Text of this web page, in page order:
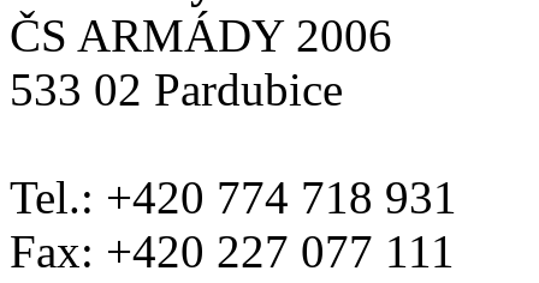
ČS ARMÁDY 2006
533 02 Pardubice
Tel.: +420 774 718 931
Fax: +420 227 077 111